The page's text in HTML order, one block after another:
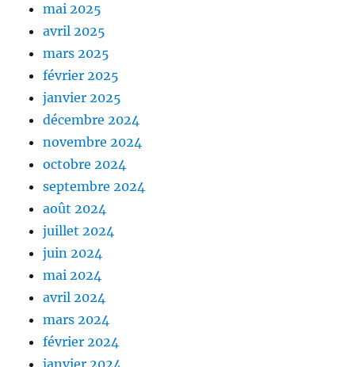
mai 2025
avril 2025
mars 2025
février 2025
janvier 2025
décembre 2024
novembre 2024
octobre 2024
septembre 2024
août 2024
juillet 2024
juin 2024
mai 2024
avril 2024
mars 2024
février 2024